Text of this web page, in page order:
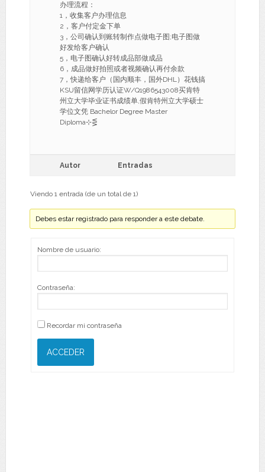
办理流程：
1，收集客户办理信息
2，客户付定金下单
3，公司确认到账转制作点做电子图;电子图做
好发给客户确认
5，电子图确认好转成品部做成品
6，成品做好拍照或者视频确认再付余款
7，快递给客户（国内顺丰，国外DHL）花钱搞
KSU留信网学历认证W/Q1986543008买肯特
州立大学毕业证书成绩单,假肯特州立大学硕士
学位文凭 Bachelor Degree Master
Diploma⊹⋚
Autor Entradas
Viendo 1 entrada (de un total de 1)
Debes estar registrado para responder a este debate.
Nombre de usuario:
Contraseña:
Recordar mi contraseña
ACCEDER